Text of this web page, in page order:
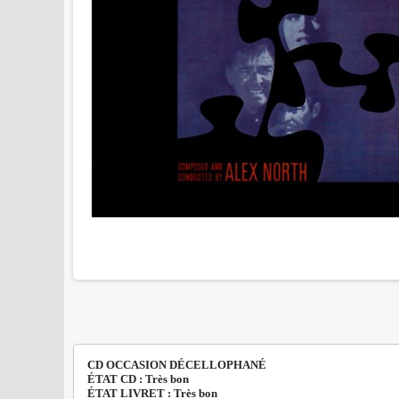
CD OCCASION DÉCELLOPHANÉ
ÉTAT CD : Très bon
ÉTAT LIVRET : Très bon